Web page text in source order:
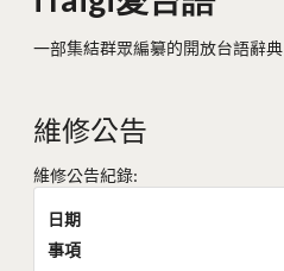
一部集結群眾編纂的開放台語辭典
維修公告
維修公告紀錄:
日期
事項